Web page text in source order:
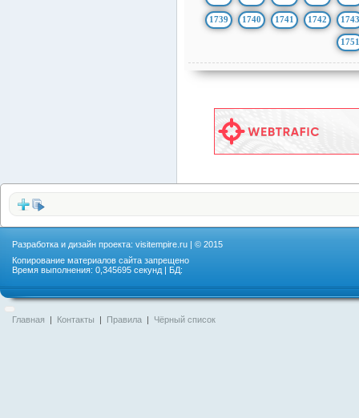
1739 1740 1741 1742 1743
1751
Разработка и дизайн проекта: visitempire.ru | © 2015
Копирование материалов сайта запрещено
Время выполнения: 0,345695 секунд | БД:
Главная | Контакты | Правила | Чёрный список